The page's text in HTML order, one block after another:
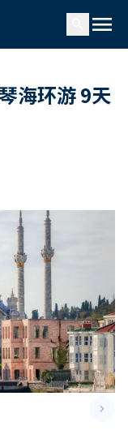
menu
海环游 9天
keyboard_arrow_right